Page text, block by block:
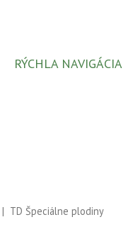
RÝCHLA NAVIGÁCIA
TD Špeciálne plodiny